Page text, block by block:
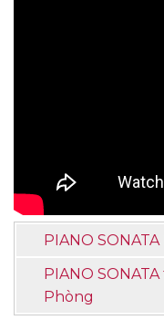
PIANO SONATA
PIANO
Phòng